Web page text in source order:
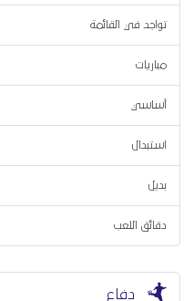
تواجد في القائمة
مباريات
أساسي
استبدال
بديل
دقائق اللعب
دفاع